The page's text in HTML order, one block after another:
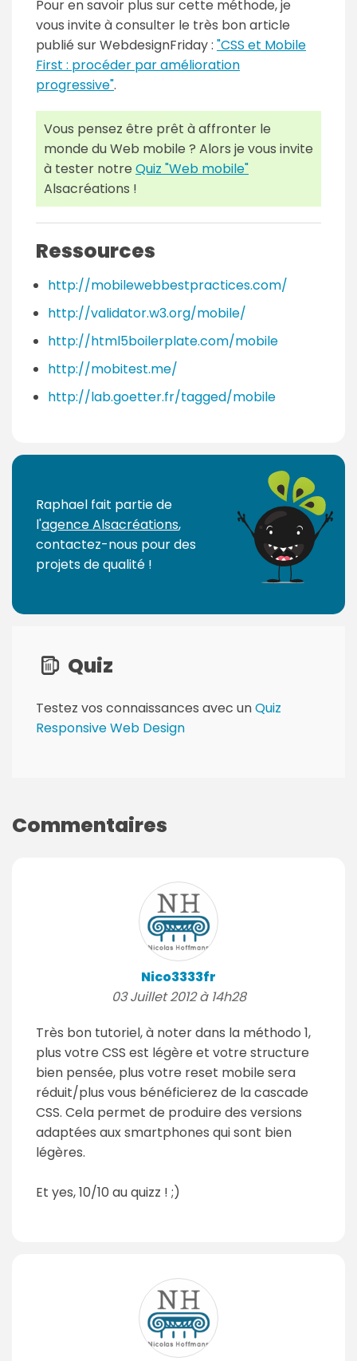
Pour en savoir plus sur cette méthode, je
vous invite à consulter le très bon article
publié sur WebdesignFriday : "CSS et Mobile
First : procéder par amélioration
progressive".
Vous pensez être prêt à affronter le
monde du Web mobile ? Alors je vous invite
à tester notre Quiz "Web mobile"
Alsacréations !
Ressources
http://mobilewebbestpractices.com/
http://validator.w3.org/mobile/
http://html5boilerplate.com/mobile
http://mobitest.me/
http://lab.goetter.fr/tagged/mobile
Raphael fait partie de
l'agence Alsacréations,
contactez-nous pour des
projets de qualité !
Quiz
Testez vos connaissances avec unQuiz
Responsive Web Design
Commentaires
Nico3333fr
03 Juillet 2012 à 14h28
Très bon tutoriel, à noter dans la méthodo 1,
plus votre CSS est légère et votre structure
bien pensée, plus votre reset mobile sera
réduit/plus vous bénéficierez de la cascade
CSS. Cela permet de produire des versions
adaptées aux smartphones qui sont bien
légères.
Et yes, 10/10 au quizz ! ;)